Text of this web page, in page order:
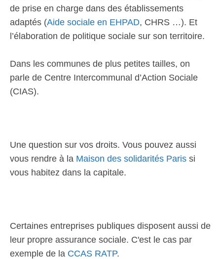
de prise en charge dans des établissements
adaptés (Aide sociale en EHPAD, CHRS …). Et
l’élaboration de politique sociale sur son territoire.
Dans les communes de plus petites tailles, on
parle de Centre Intercommunal d’Action Sociale
(CIAS).
Une question sur vos droits. Vous pouvez aussi
vous rendre à la Maison des solidarités Paris si
vous habitez dans la capitale.
Certaines entreprises publiques disposent aussi de
leur propre assurance sociale. C'est le cas par
exemple de la CCAS RATP.